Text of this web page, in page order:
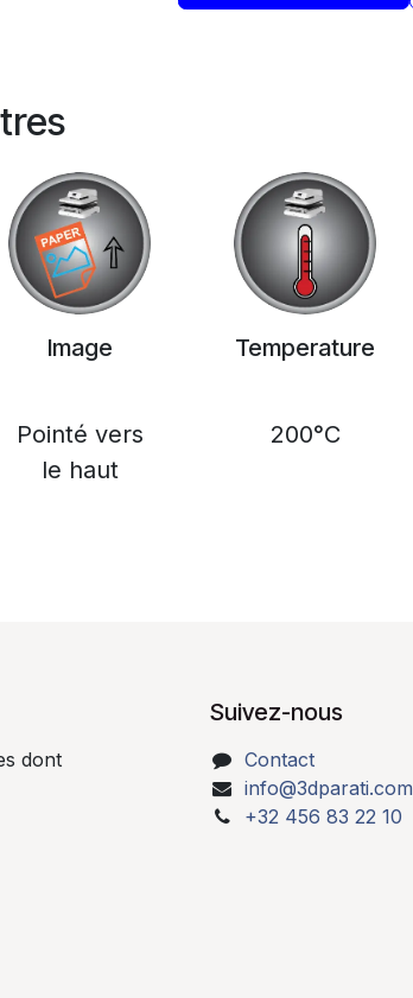
Image
Pointé vers
le haut
Temperature
200°C
dont
Suivez-nous
Contact
info@3dparati.com
+32 456 83 22 10